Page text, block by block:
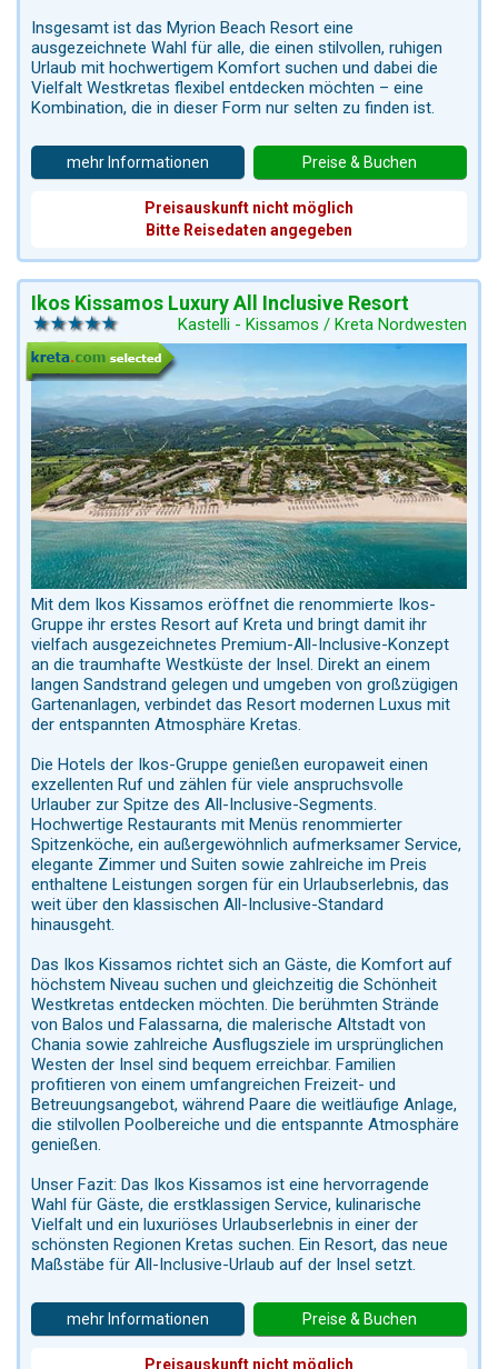
Insgesamt ist das Myrion Beach Resort eine
ausgezeichnete Wahl für alle, die einen stilvollen, ruhigen
Urlaub mit hochwertigem Komfort suchen und dabei die
Vielfalt Westkretas flexibel entdecken möchten – eine
Kombination, die in dieser Form nur selten zu finden ist.
mehr Informationen
Preisauskunft nicht möglich
Bitte Reisedaten angegeben
Preise & Buchen
Ikos Kissamos Luxury All Inclusive Resort
Kastelli - Kissamos / Kreta Nordwesten
Mit dem Ikos Kissamos eröffnet die renommierte Ikos-
Gruppe ihr erstes Resort auf Kreta und bringt damit ihr
vielfach ausgezeichnetes Premium-All-Inclusive-Konzept
an die traumhafte Westküste der Insel. Direkt an einem
langen Sandstrand gelegen und umgeben von großzügigen
Gartenanlagen, verbindet das Resort modernen Luxus mit
der entspannten Atmosphäre Kretas.
Die Hotels der Ikos-Gruppe genießen europaweit einen
exzellenten Ruf und zählen für viele anspruchsvolle
Urlauber zur Spitze des All-Inclusive-Segments.
Hochwertige Restaurants mit Menüs renommierter
Spitzenköche, ein außergewöhnlich aufmerksamer Service,
elegante Zimmer und Suiten sowie zahlreiche im Preis
enthaltene Leistungen sorgen für ein Urlaubserlebnis, das
weit über den klassischen All-Inclusive-Standard
hinausgeht.
Das Ikos Kissamos richtet sich an Gäste, die Komfort auf
höchstem Niveau suchen und gleichzeitig die Schönheit
Westkretas entdecken möchten. Die berühmten Strände
von Balos und Falassarna, die malerische Altstadt von
Chania sowie zahlreiche Ausflugsziele im ursprünglichen
Westen der Insel sind bequem erreichbar. Familien
profitieren von einem umfangreichen Freizeit- und
Betreuungsangebot, während Paare die weitläufige Anlage,
die stilvollen Poolbereiche und die entspannte Atmosphäre
genießen.
Unser Fazit: Das Ikos Kissamos ist eine hervorragende
Wahl für Gäste, die erstklassigen Service, kulinarische
Vielfalt und ein luxuriöses Urlaubserlebnis in einer der
schönsten Regionen Kretas suchen. Ein Resort, das neue
Maßstäbe für All-Inclusive-Urlaub auf der Insel setzt.
mehr Informationen
Preisauskunft nicht möglich
Preise & Buchen